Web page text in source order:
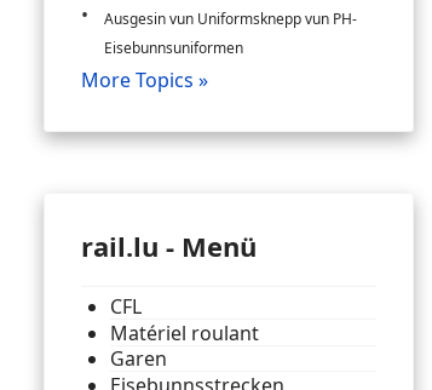
Ausgesin vun Uniformsknepp vun PH-
Eisebunnsuniformen
More Topics »
rail.lu - Menü
CFL
Matériel roulant
Garen